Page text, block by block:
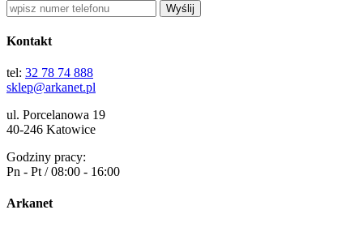
Wyślij
Kontakt
tel: 32 78 74 888
sklep@arkanet.pl
ul. Porcelanowa 19
40-246 Katowice
Godziny pracy:
Pn - Pt / 08:00 - 16:00
Arkanet